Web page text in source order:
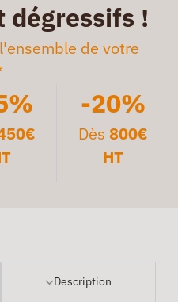
dégressifs !
l'ensemble de votre
-20%
Dès 800€
HT
Description